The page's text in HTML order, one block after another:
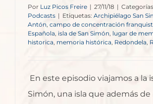
Por Luz Picos Freire | 27/11/18 |
Podcasts | Etiquetas: Archipiélago San
Antón, campo de concentración
Española, isla de San Simón lugar de
historica, memoria histórica, Redondela,
En este episodio viajamos a la
Simón, una isla que además